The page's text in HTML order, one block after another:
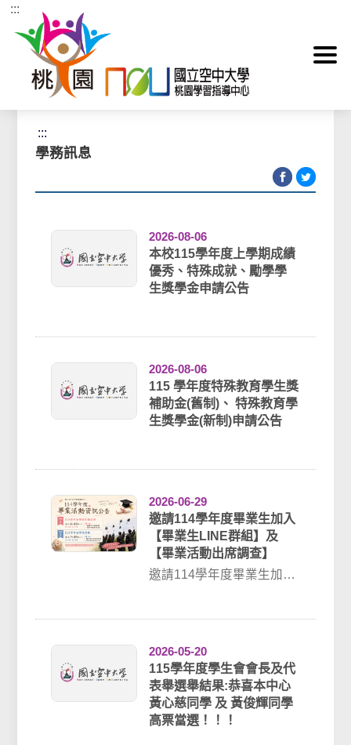
跳到主要內容區塊
:::
首頁 > 最新消息 學務訊息
:::
學務訊息
2026-08-06
本校115學年度上學期成績
優秀、特殊成就、勵學學
生獎學金申請公告
2026-08-06
115 學年度特殊教育學生獎
補助金(舊制)、 特殊教育學
生獎學金(新制)申請公告
2026-06-29
邀請114學年度畢業生加入
【畢業生LINE群組】及
【畢業活動出席調查】
邀請114學年度畢業生加入
2026-05-20
115學年度學生會會長及代
表舉選舉結果:恭喜本中心
黃心慈同學 及 黃俊輝同學
高票當選！！！